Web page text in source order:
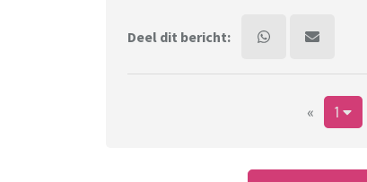
Deel dit bericht:
« 1